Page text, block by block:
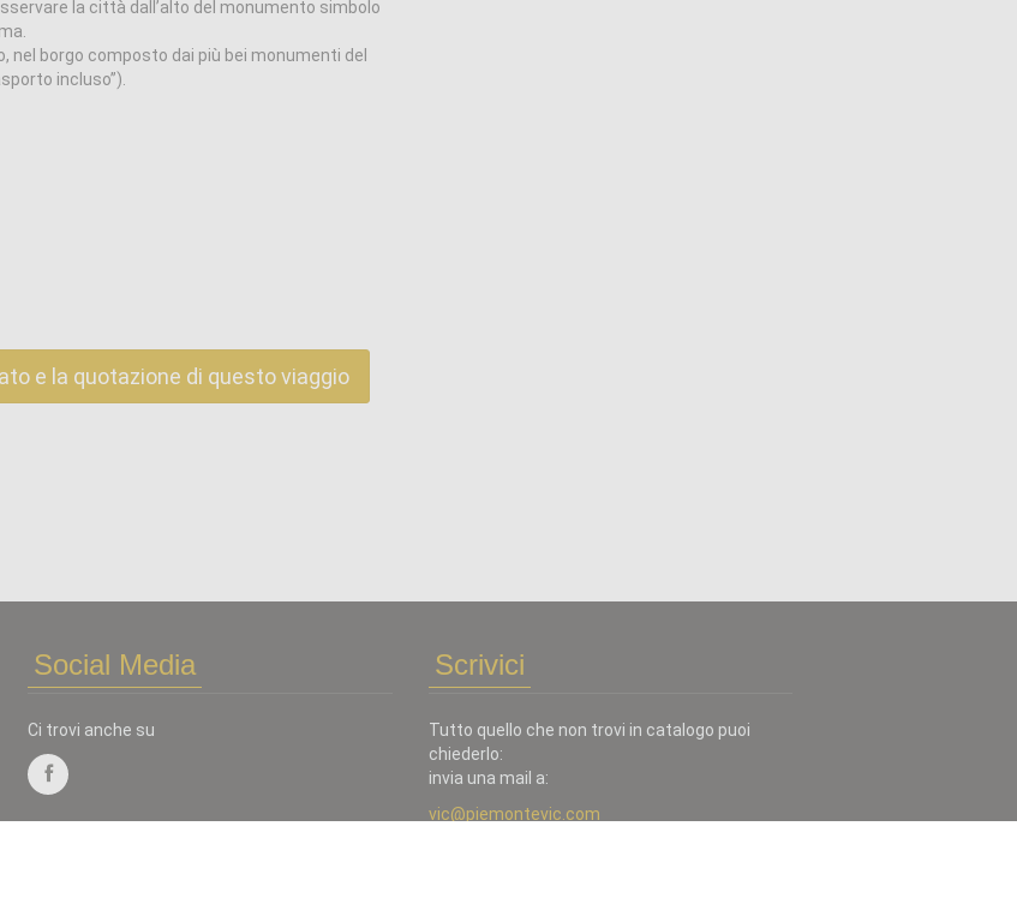
la città dall’alto del monumento simbolo
nel borgo composto dai più bei monumenti del
incluso”).
e la quotazione di questo viaggio
Social Media
Ci trovi anche su
Scrivici
Tutto quello che non trovi in catalogo puoi
chiederlo:
invia una mail a:
vic@piemontevic.com